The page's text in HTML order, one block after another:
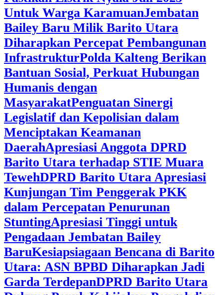
Untuk Warga KaramuanJembatan
Bailey Baru Milik Barito Utara
Diharapkan Percepat Pembangunan
InfrastrukturPolda Kalteng Berikan
Bantuan Sosial, Perkuat Hubungan
Humanis dengan
MasyarakatPenguatan Sinergi
Legislatif dan Kepolisian dalam
Menciptakan Keamanan
DaerahApresiasi Anggota DPRD
Barito Utara terhadap STIE Muara
TewehDPRD Barito Utara Apresiasi
Kunjungan Tim Penggerak PKK
dalam Percepatan Penurunan
StuntingApresiasi Tinggi untuk
Pengadaan Jembatan Bailey
BaruKesiapsiagaan Bencana di Barito
Utara: ASN BPBD Diharapkan Jadi
Garda TerdepanDPRD Barito Utara